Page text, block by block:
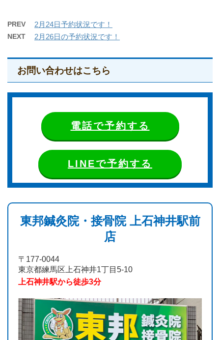
PREV 2月24日予約状況です！
NEXT 2月26日の予約状況です！
お問い合わせはこちら
電話で予約する
LINEで予約する
東邦鍼灸院・接骨院 上石神井駅前
店
〒177-0044
東京都練馬区上石神井1丁目5-10
上石神井駅から徒歩3分